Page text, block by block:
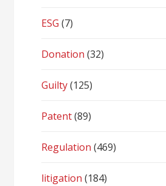
ESG (7)
Donation (32)
Guilty(125)
Patent(89)
Regulation (469)
litigation (184)